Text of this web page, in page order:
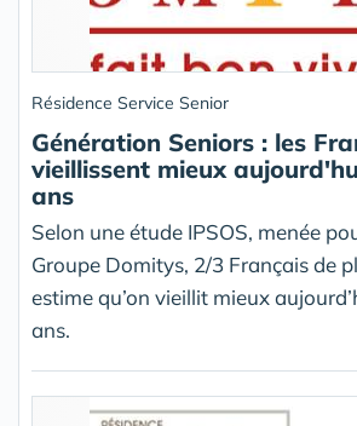
Résidence Service Senior
Génération Seniors : les
vieillissent mieux
ans
Selon une étude IPSOS, menée
Groupe Domitys, 2/3 Français de
estime qu’on vieillit mieux
ans.